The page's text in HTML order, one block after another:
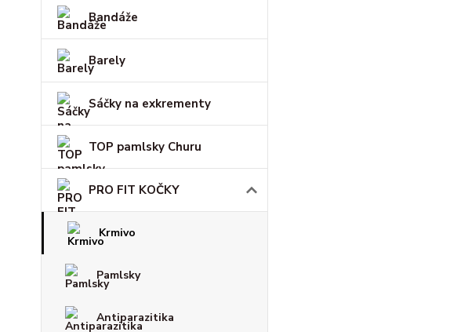
Bandáže
Barely
Sáčky na exkrementy
TOP pamlsky Churu
PRO FIT KOČKY
Krmivo
Pamlsky
Antiparazitika